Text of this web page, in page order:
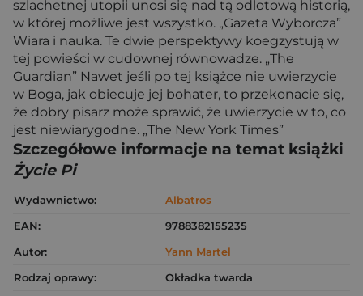
szlachetnej utopii unosi się nad tą odlotową historią,
w której możliwe jest wszystko. „Gazeta Wyborcza”
Wiara i nauka. Te dwie perspektywy koegzystują w
tej powieści w cudownej równowadze. „The
Guardian” Nawet jeśli po tej książce nie uwierzycie
w Boga, jak obiecuje jej bohater, to przekonacie się,
że dobry pisarz może sprawić, że uwierzycie w to, co
jest niewiarygodne. „The New York Times”
Szczegółowe informacje na temat książki
Życie Pi
Wydawnictwo:
Albatros
EAN:
9788382155235
Autor:
Yann Martel
Rodzaj oprawy:
Okładka twarda